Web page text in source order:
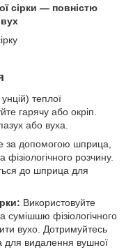
сірки — повністю
теплої
гарячу або окріп.
або вуха.
за допомогою шприца,
розчину.
до шприца для
Використовуйте
фізіологічного
вухо. Дотримуйтесь
для видалення вушної